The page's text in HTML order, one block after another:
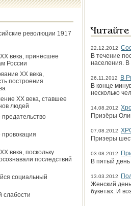
революции 1917
века, принёсшее
России
ХХ века,
построения
ХХ века, ставшее
людей
века, поскольку
последствий
социальный
слабости
22.12.2012
В течение
населения. В
26.11.2012
В
В конце
несколько
14.08.2012
Призёры
07.08.2012
Призеры
03.08.2012
В пятый
13.03.2012
Женский
букетах. И